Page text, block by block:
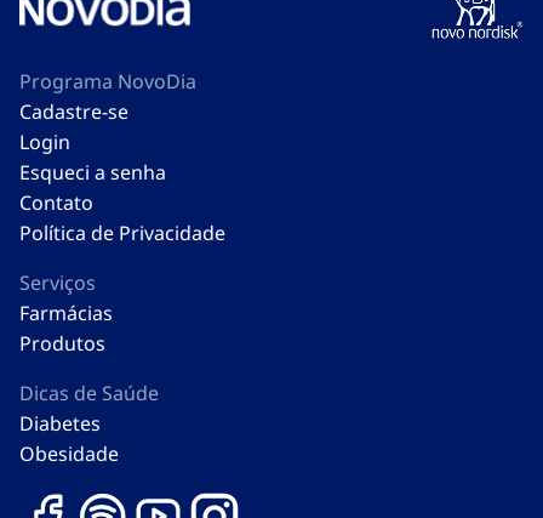
Programa NovoDia
Cadastre-se
Login
Esqueci a senha
Contato
Política de Privacidade
Serviços
Farmácias
Produtos
Dicas de Saúde
Diabetes
Obesidade